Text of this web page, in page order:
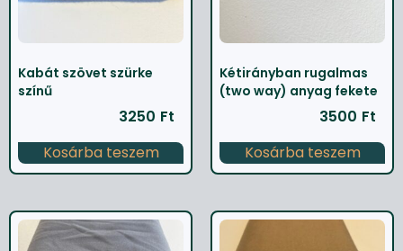
Kabát szövet szürke
színű
3250 Ft
Kosárba teszem
Kétirányban rugalmas
(two way) anyag fekete
3500 Ft
Kosárba teszem